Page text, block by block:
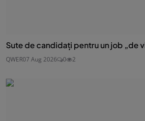
Sute de candidați pentru un job „de
QWER07 Aug 2026 0 2